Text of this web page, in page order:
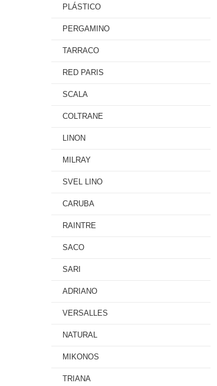
PLÁSTICO
PERGAMINO
TARRACO
RED PARIS
SCALA
COLTRANE
LINON
MILRAY
SVEL LINO
CARUBA
RAINTRE
SACO
SARI
ADRIANO
VERSALLES
NATURAL
MIKONOS
TRIANA